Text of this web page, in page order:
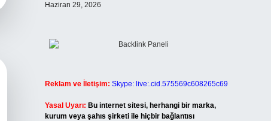
Haziran 29, 2026
Reklam ve İletişim: Skype: live:.cid.575569c608265c69
Yasal Uyarı: Bu internet sitesi, herhangi bir marka,
kurum veya şahıs şirketi ile hiçbir bağlantısı